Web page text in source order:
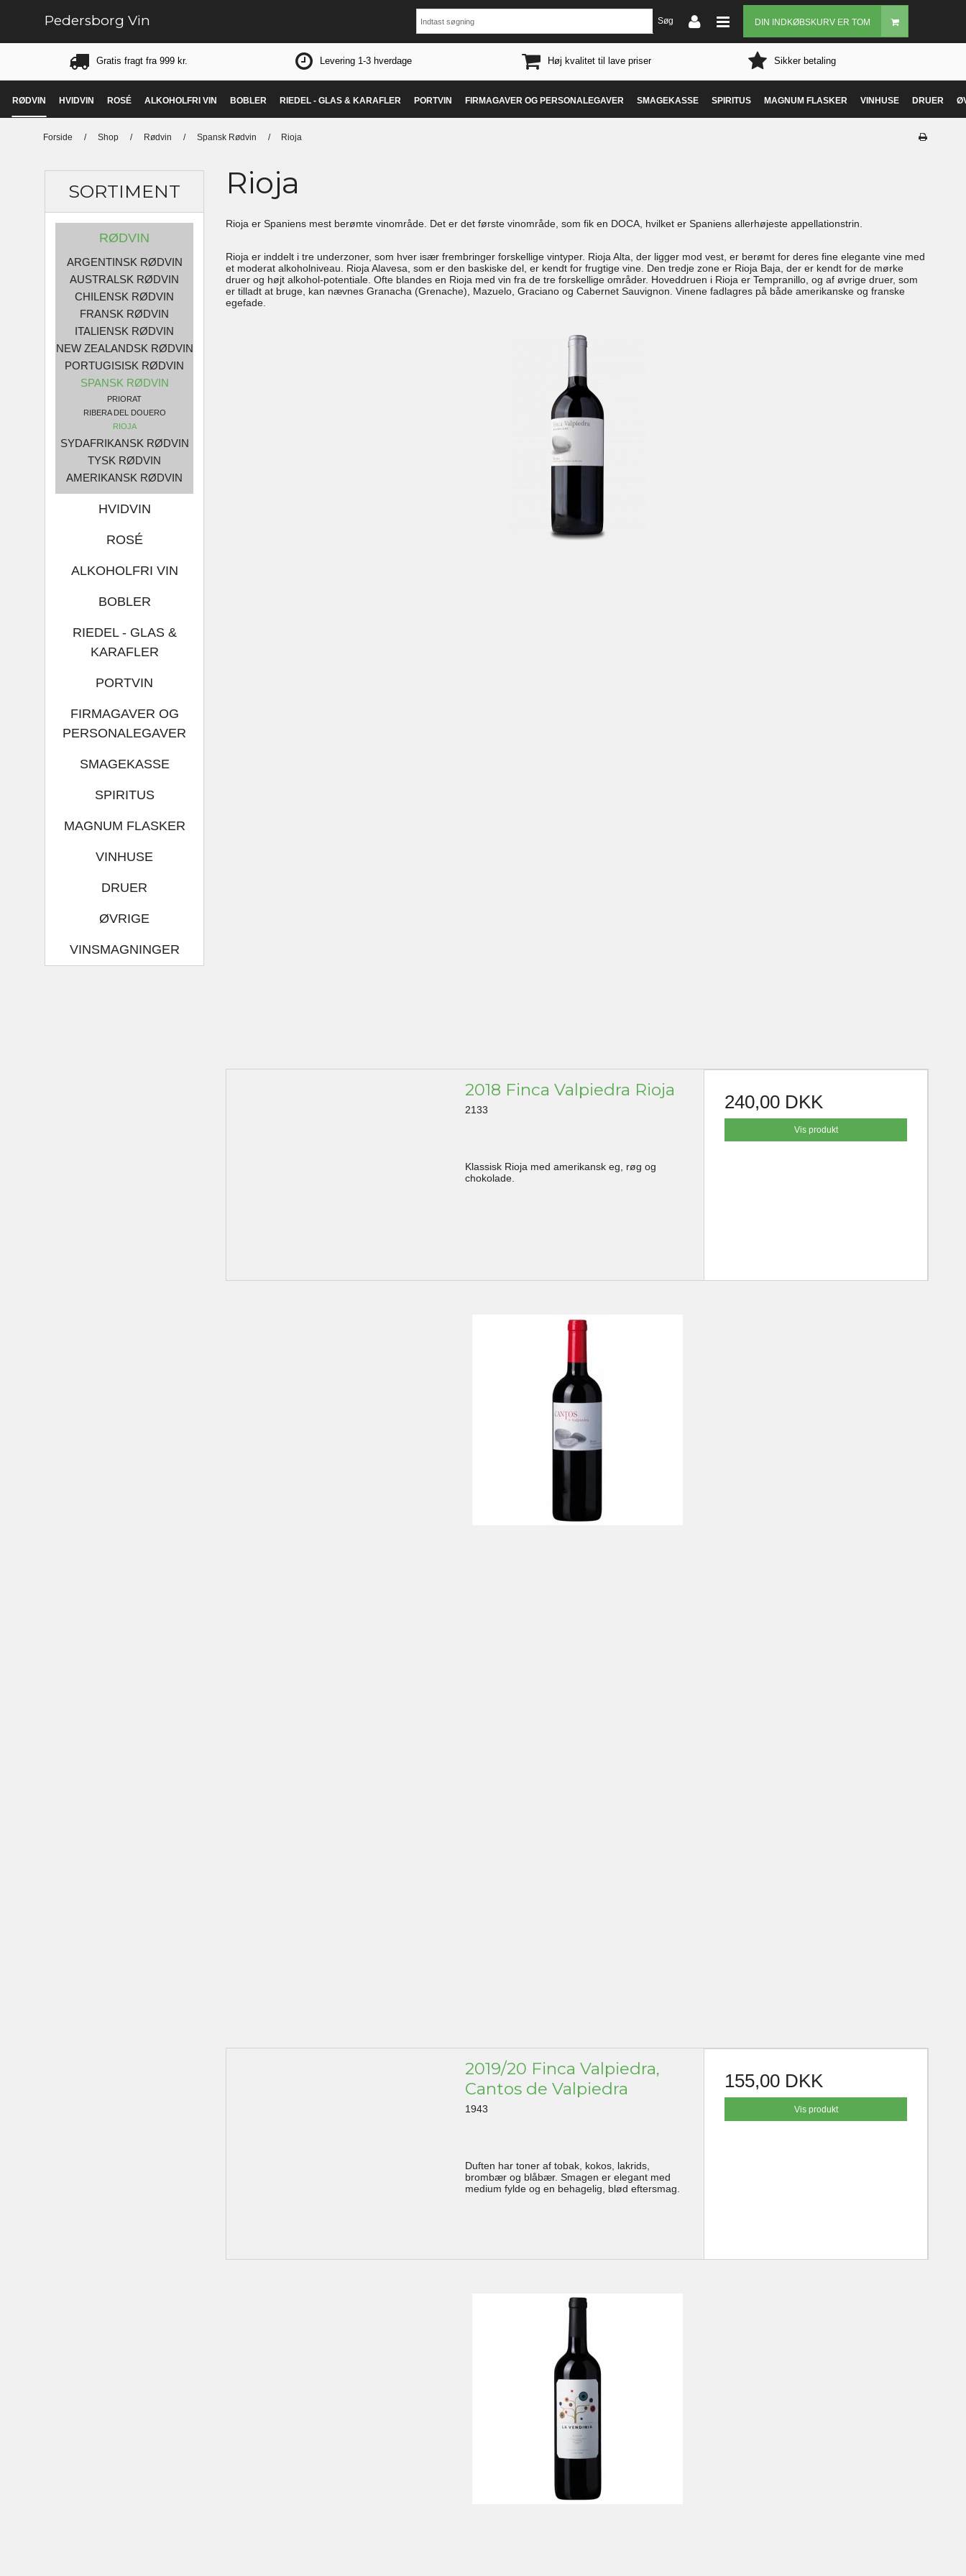
Pedersborg Vin DIN INDKØBSKURV ER TOM
Søg
Gratis fragt fra 999 kr. Levering 1-3 hverdage Høj kvalitet til lave priser Sikker betaling
RØDVIN HVIDVIN ROSÉ ALKOHOLFRI VIN BOBLER RIEDEL - GLAS & KARAFLER PORTVIN FIRMAGAVER OG PERSONALEGAVER SMAGEKASSE SPIRITUS MAGNUM FLASKER VINHUSE DRUER
Forside / Shop / Rødvin / Spansk Rødvin / Rioja
SORTIMENT
RØDVIN
ARGENTINSK RØDVIN
AUSTRALSK RØDVIN
CHILENSK RØDVIN
FRANSK RØDVIN
ITALIENSK RØDVIN
NEW ZEALANDSK RØDVIN
PORTUGISISK RØDVIN
SPANSK RØDVIN
PRIORAT
RIBERA DEL DOUERO
RIOJA
SYDAFRIKANSK RØDVIN
TYSK RØDVIN
AMERIKANSK RØDVIN
HVIDVIN
ROSÉ
ALKOHOLFRI VIN
BOBLER
RIEDEL - GLAS &
KARAFLER
PORTVIN
FIRMAGAVER OG
PERSONALEGAVER
SMAGEKASSE
SPIRITUS
MAGNUM FLASKER
VINHUSE
DRUER
ØVRIGE
VINSMAGNINGER
Rioja
Rioja er Spaniens mest berømte vinområde. Det er det første vinområde, som fik en DOCA, hvilket er Spaniens allerhøjeste appellationstrin.
Rioja er inddelt i tre underzoner, som hver især frembringer forskellige vintyper. Rioja Alta, der ligger mod vest, er berømt for deres fine elegante vine med
et moderat alkoholniveau. Rioja Alavesa, som er den baskiske del, er kendt for frugtige vine. Den tredje zone er Rioja Baja, der er kendt for de mørke
druer og højt alkohol-potentiale. Ofte blandes en Rioja med vin fra de tre forskellige områder. Hoveddruen i Rioja er Tempranillo, og af øvrige druer, som
er tilladt at bruge, kan nævnes Granacha (Grenache), Mazuelo, Graciano og Cabernet Sauvignon. Vinene fadlagres på både amerikanske og franske
egefade.
2018 Finca Valpiedra Rioja
2133
Klassisk Rioja med amerikansk eg, røg og
chokolade.
240,00 DKK
Vis produkt
2019/20 Finca Valpiedra,
Cantos de Valpiedra
1943
Duften har toner af tobak, kokos, lakrids,
brombær og blåbær. Smagen er elegant med
medium fylde og en behagelig, blød eftersmag.
155,00 DKK
Vis produkt